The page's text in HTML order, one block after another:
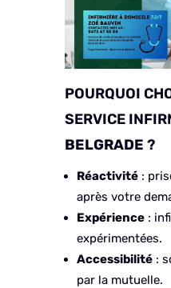
POURQUOI
SERVICE
BELGRADE ?
Réactivité:
après votre
Expérience:
expérimentées.
Accessibilité:
par la mutuelle.